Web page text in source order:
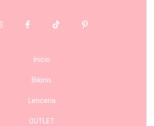
Inicio
Bikinis
Lenceria
OUTLET